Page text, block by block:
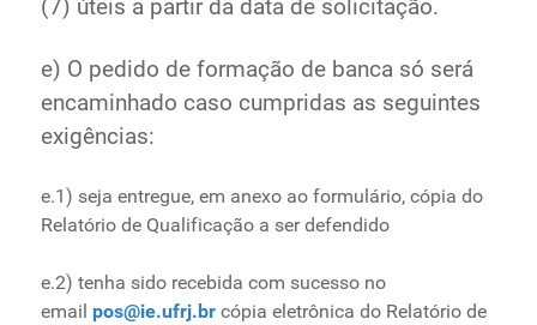
(7) úteis a partir da data de solicitação.
e) O pedido de formação de banca só será
encaminhado caso cumpridas as seguintes
exigências:
e.1) seja entregue, em anexo ao formulário, cópia do
Relatório de Qualificação a ser defendido
e.2) tenha sido recebida com sucesso no
email pos@ie.ufrj.brcópia eletrônica do Relatório de